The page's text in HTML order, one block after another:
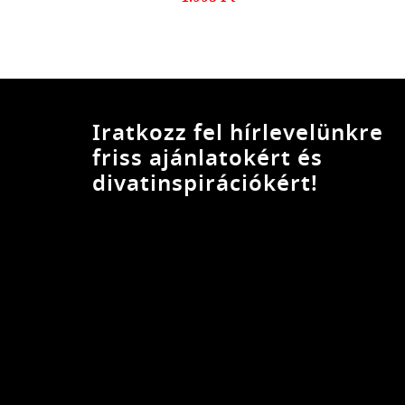
Iratkozz fel hírlevelünkre
friss ajánlatokért és
divatinspirációkért!